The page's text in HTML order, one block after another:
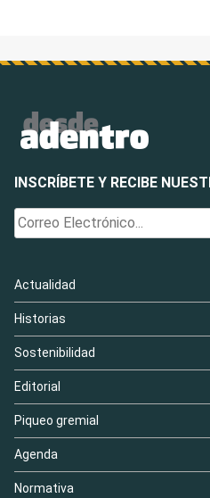
INSCRÍBETE Y RECIBE
Actualidad
Historias
Sostenibilidad
Editorial
Piqueo gremial
Agenda
Normativa